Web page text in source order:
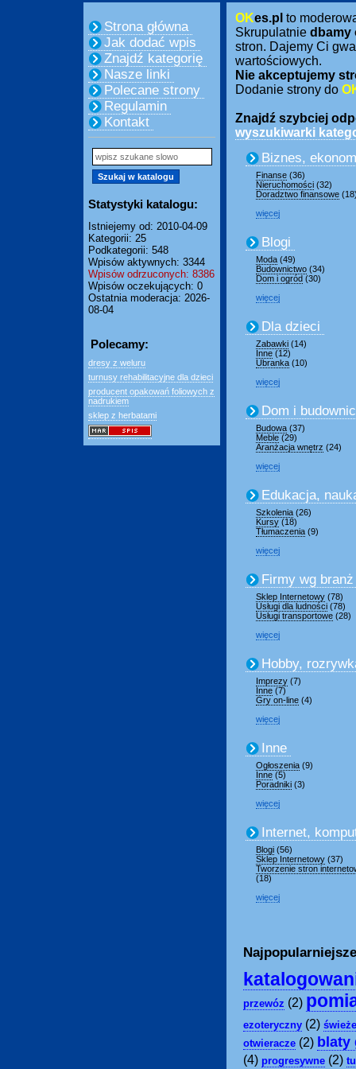
Strona główna
Jak dodać wpis
Znajdź kategorię
Nasze linki
Polecane strony
Regulamin
Kontakt
Statystyki katalogu:
Istniejemy od: 2010-04-09
Kategorii: 25
Podkategorii: 548
Wpisów aktywnych: 3344
Wpisów odrzuconych: 8386
Wpisów oczekujących: 0
Ostatnia moderacja: 2026-
08-04
Polecamy:
dresy z weluru
turnusy rehabilitacyjne dla dzieci
producent opakowań foliowych z
nadrukiem
sklep z herbatami
OKes.pl to
Skrupulatnie dbamy
stron. Dajemy Ci
wartościowych.
Nie akceptujemy
Dodanie strony do
Znajdź szybciej
wyszukiwarki
Biznes,
Finanse (36)
Nieruchomości (32)
Doradztwo finansowe
więcej
Blogi
Moda (49)
Budownictwo (34)
Dom i ogród (30)
więcej
Dla dzieci
Zabawki (14)
Inne (12)
Ubranka (10)
więcej
Dom i
Budowa (37)
Meble (29)
Aranżacja wnętrz (24)
więcej
Edukacja,
Szkolenia (26)
Kursy (18)
Tłumaczenia (9)
więcej
Firmy wg branż
Sklep Internetowy (78)
Usługi dla ludności (78)
Usługi transportowe (28)
więcej
Hobby,
Imprezy (7)
Inne (7)
Gry on-line (4)
więcej
Inne
Ogłoszenia (9)
Inne (5)
Poradniki (3)
więcej
Internet,
Blogi (56)
Sklep Internetowy (37)
Tworzenie stron
(18)
więcej
przewóz (2)
ezoteryczny (2)
otwieracze (2) blaty
(4) progresywne (2)